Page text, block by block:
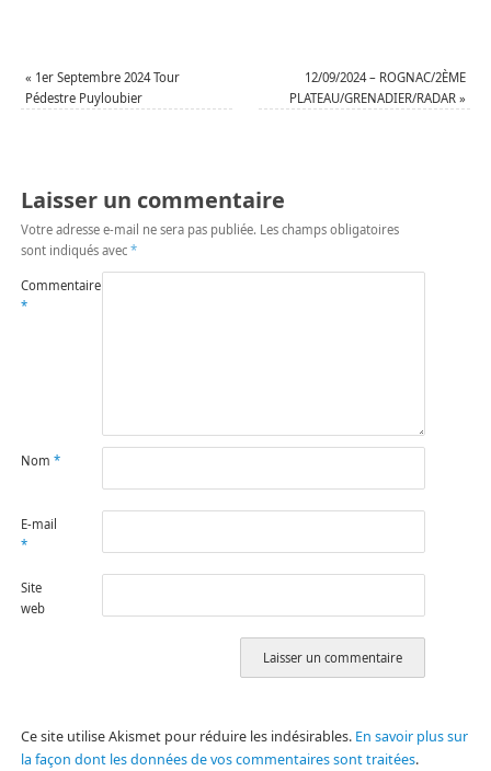
« 1er Septembre 2024 Tour
Pédestre Puyloubier
12/09/2024 – ROGNAC/2ÈME
PLATEAU/GRENADIER/RADAR»
Laisser un commentaire
Votre adresse e-mail ne sera pas publiée. Les champs obligatoires
sont indiqués avec *
Commentaire
*
Nom *
E-mail
*
Site
web
Ce site utilise Akismet pour réduire les indésirables. En savoir plus sur
la façon dont les données de vos commentaires sont traitées.